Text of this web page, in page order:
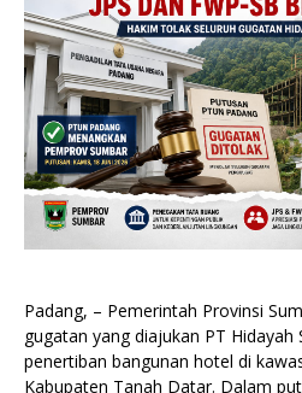
Padang, – Pemerintah Provinsi
gugatan yang diajukan PT Hidayah
penertiban bangunan hotel di
Kabupaten Tanah Datar. Dalam